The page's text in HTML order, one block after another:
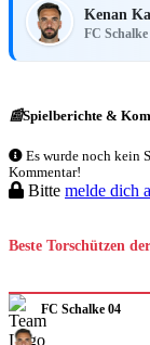
Kenan
FC Schalke
📰Spielberichte &
Es wurde noch kein
Kommentar!
Bitte melde dich
Beste Torschützen
FC Schalke 04